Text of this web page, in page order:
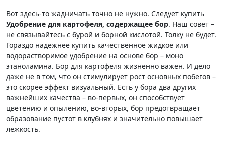
Вот здесь-то жадничать точно не нужно. Следует купить
Удобрение для картофеля, содержащее бор. Наш совет –
не связывайтесь с бурой и борной кислотой. Толку не будет.
Гораздо надежнее купить качественное жидкое или
водорастворимое удобрение на основе бор – моно
этаноламина. Бор для картофеля жизненно важен. И дело
даже не в том, что он стимулирует рост основных побегов –
это скорее эффект визуальный. Есть у бора два других
важнейших качества – во-первых, он способствует
цветению и опылению, во-вторых, бор предотвращает
образование пустот в клубнях и значительно повышает
лежкость.